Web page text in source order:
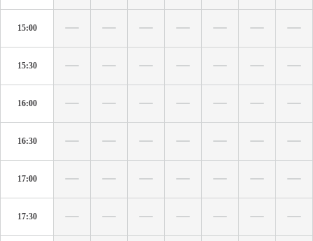
15:00
15:30
16:00
16:30
17:00
17:30